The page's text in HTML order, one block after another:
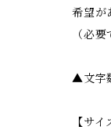
希望が
（必
▲文字
【サイ